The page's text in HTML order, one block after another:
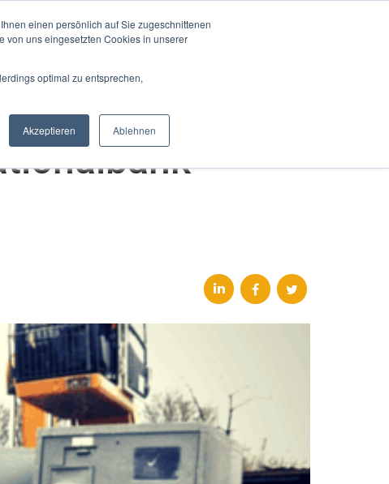
einen persönlich auf Sie zugeschnittenen
von uns eingesetzten Cookies in unserer
optimal zu entsprechen,
Akzeptieren Ablehnen
Mein Account